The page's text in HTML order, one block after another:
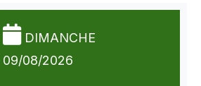
DIMANCHE
09/08/2026